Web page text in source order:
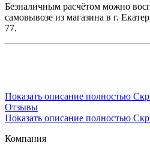
Безналичным расчётом можно
самовывозе из магазина в г.
77.
Показать описание полностью
Отзывы
Показать описание полностью
Компания